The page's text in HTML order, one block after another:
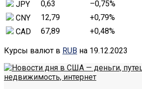
JPY
0,63 –0,75%
CNY
12,79 +0,79%
CAD
67,89 +0,48%
Курсы валют в RUB на 19.12.2023